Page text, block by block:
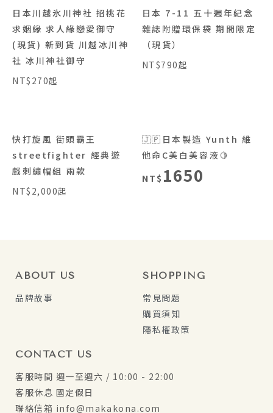
日本川越氷川神社 招桃花
求姻緣 求人緣戀愛御守
(現貨) 新到貨 川越冰川神
社 冰川神社御守
NT$270起
日本 7-11 五十週年紀念
雜誌附贈環保袋 期間限定
（現貨）
NT$790起
快打旋風 街頭霸王
streetfighter 經典遊
戲刺繡帽組 兩款
NT$2,000起
🇯🇵日本製造 Yunth 維
他命C美白美容液🍋
NT$ 1650
ABOUT US
品牌故事
SHOPPING
常見問題
購買須知
隱私權政策
CONTACT US
客服時間 週一至週六 / 10:00 - 22:00
客服休息 國定假日
聯絡信箱 info@makakona.com